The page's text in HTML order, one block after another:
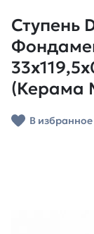
Ступень
(Керама
В избранное